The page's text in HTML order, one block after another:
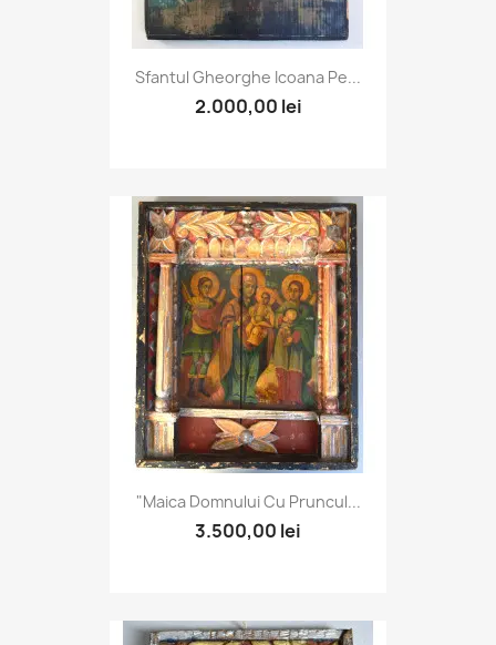
Sfantul Gheorghe Icoana Pe...
2.000,00 lei
"Maica Domnului Cu Pruncul...
3.500,00 lei